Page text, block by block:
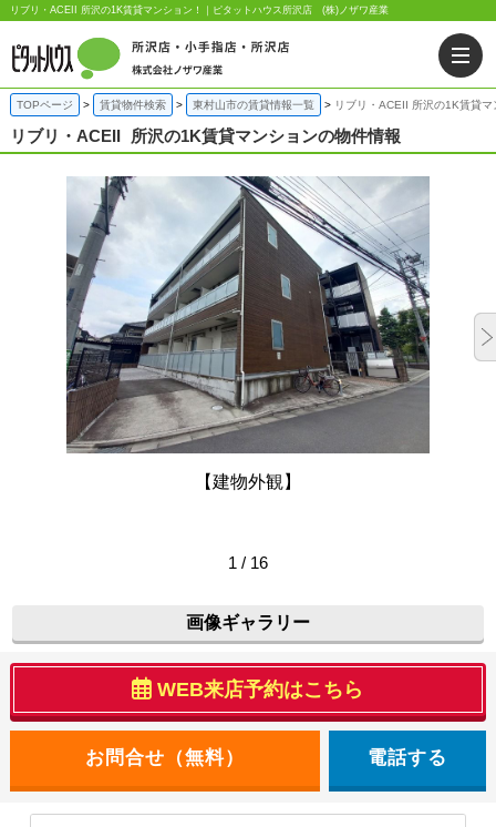
リブリ・ACEII 所沢の1K賃貸マンション！｜ピタットハウス所沢店 (株)ノザワ産業
TOPページ 賃貸物件検索 東村山市の賃貸情報一覧 リブリ・ACEII 所沢の1K賃貸マ
リブリ・ACEII 所沢の1K賃貸マンションの物件情報
【建物外観】
1 / 16
画像ギャラリー
WEB来店予約はこちら
電話する